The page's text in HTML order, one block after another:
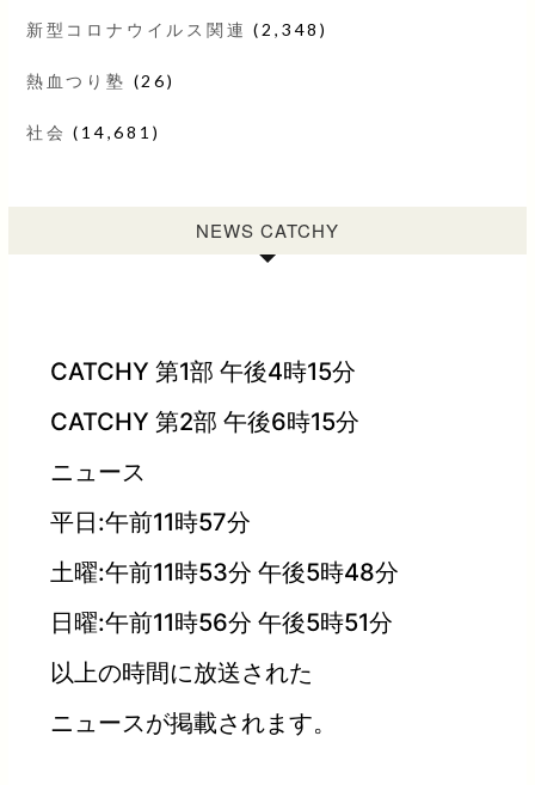
新型コロナウイルス関連 (2,348)
熱血つり塾 (26)
社会 (14,681)
NEWS CATCHY
CATCHY 第1部 午後4時15分
CATCHY 第2部 午後6時15分
ニュース
平日:午前11時57分
土曜:午前11時53分 午後5時48分
日曜:午前11時56分 午後5時51分
以上の時間に放送された
ニュースが掲載されます。